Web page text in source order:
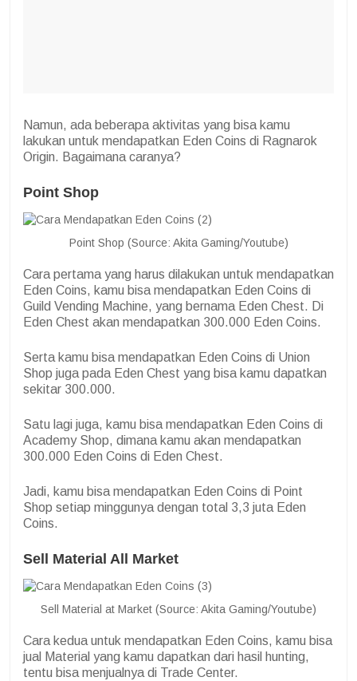
Namun, ada beberapa aktivitas yang bisa kamu
lakukan untuk mendapatkan Eden Coins di Ragnarok
Origin. Bagaimana caranya?
Point Shop
Point Shop (Source: Akita Gaming/Youtube)
Cara pertama yang harus dilakukan untuk mendapatkan
Eden Coins, kamu bisa mendapatkan Eden Coins di
Guild Vending Machine, yang bernama Eden Chest. Di
Eden Chest akan mendapatkan 300.000 Eden Coins.
Serta kamu bisa mendapatkan Eden Coins di Union
Shop juga pada Eden Chest yang bisa kamu dapatkan
sekitar 300.000.
Satu lagi juga, kamu bisa mendapatkan Eden Coins di
Academy Shop, dimana kamu akan mendapatkan
300.000 Eden Coins di Eden Chest.
Jadi, kamu bisa mendapatkan Eden Coins di Point
Shop setiap minggunya dengan total 3,3 juta Eden
Coins.
Sell Material All Market
Sell Material at Market (Source: Akita Gaming/Youtube)
Cara kedua untuk mendapatkan Eden Coins, kamu bisa
jual Material yang kamu dapatkan dari hasil hunting,
tentu bisa menjualnya di Trade Center.